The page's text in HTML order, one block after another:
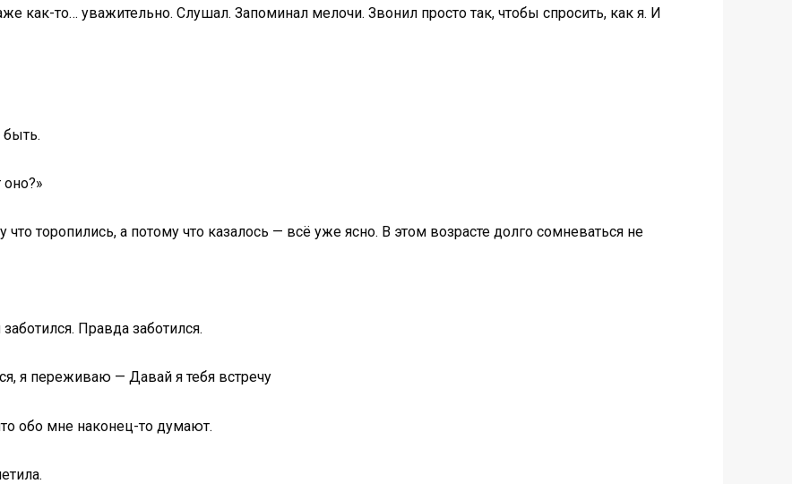
как-то… уважительно. Слушал. Запоминал мелочи. Звонил просто так, чтобы спросить, как я. И
торопились, а потому что казалось — всё уже ясно. В этом возрасте долго сомневаться не
Правда заботился.
я переживаю — Давай я тебя встречу
обо мне наконец-то думают.